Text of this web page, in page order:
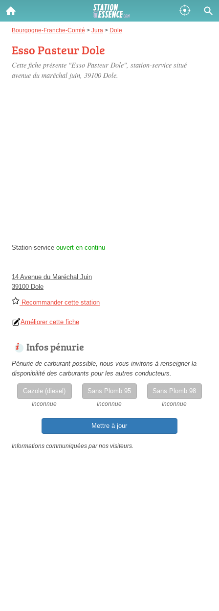
Bourgogne-Franche-Comté > Jura > Dole
Esso Pasteur Dole
Cette fiche présente "Esso Pasteur Dole", station-service situé
avenue du maréchal juin, 39100 Dole.
Station-service ouvert en continu
14 Avenue du Maréchal Juin
39100 Dole
Recommander cette station
Améliorer cette fiche
Infos pénurie
Pénurie de carburant possible, nous vous invitons à renseigner la
disponibilité des carburants pour les autres conducteurs.
Gazole (diesel)
Inconnue
Sans Plomb 95
Inconnue
Sans Plomb 98
Inconnue
Mettre à jour
Informations communiquées par nos visiteurs.
Gazole :
Disponible
SP 98 :